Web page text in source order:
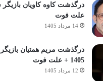
درگذشت کاوه کاویان بازیگر
علت فوت
14 مرداد 1405
1405 + علت فوت
12 مرداد 1405